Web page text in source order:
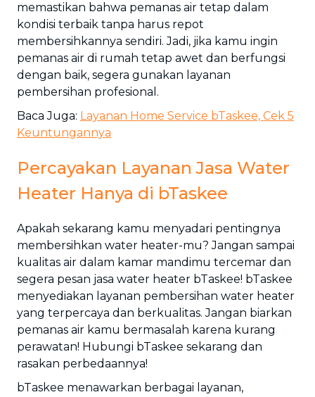
memastikan bahwa pemanas air tetap dalam
kondisi terbaik tanpa harus repot
membersihkannya sendiri. Jadi, jika kamu ingin
pemanas air di rumah tetap awet dan berfungsi
dengan baik, segera gunakan layanan
pembersihan profesional.
Baca Juga: Layanan Home Service bTaskee, Cek 5
Keuntungannya
Percayakan Layanan Jasa Water
Heater Hanya di bTaskee
Apakah sekarang kamu menyadari pentingnya
membersihkan water heater-mu? Jangan sampai
kualitas air dalam kamar mandimu tercemar dan
segera pesan jasa water heater bTaskee! bTaskee
menyediakan layanan pembersihan water heater
yang terpercaya dan berkualitas. Jangan biarkan
pemanas air kamu bermasalah karena kurang
perawatan! Hubungi bTaskee sekarang dan
rasakan perbedaannya!
bTaskee menawarkan berbagai layanan,